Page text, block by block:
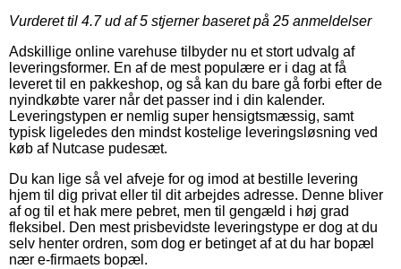
Vurderet til 4.7ud af 5 stjerner baseret på 25 anmeldelser
Adskillige online varehuse tilbyder nu et stort udvalg af
leveringsformer. En af de mest populære er i dag at få
leveret til en pakkeshop, og så kan du bare gå forbi efter de
nyindkøbte varer når det passer ind i din kalender.
Leveringstypen er nemlig super hensigtsmæssig, samt
typisk ligeledes den mindst kostelige leveringsløsning ved
køb af Nutcase pudesæt.
Du kan lige så vel afveje for og imod at bestille levering
hjem til dig privat eller til dit arbejdes adresse. Denne bliver
af og til et hak mere pebret, men til gengæld i høj grad
fleksibel. Den mest prisbevidste leveringstype er dog at du
selv henter ordren, som dog er betinget af at du har bopæl
nær e-firmaets bopæl.